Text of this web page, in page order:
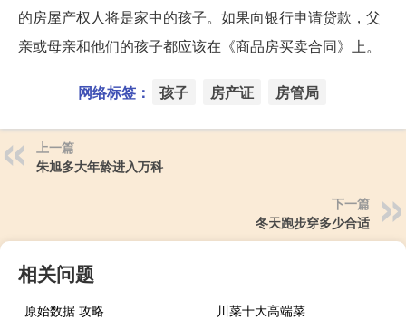
的房屋产权人将是家中的孩子。如果向银行申请贷款，父
亲或母亲和他们的孩子都应该在《商品房买卖合同》上。
网络标签： 孩子 房产证 房管局
上一篇
朱旭多大年龄进入万科
下一篇
冬天跑步穿多少合适
相关问题
原始数据 攻略
川菜十大高端菜